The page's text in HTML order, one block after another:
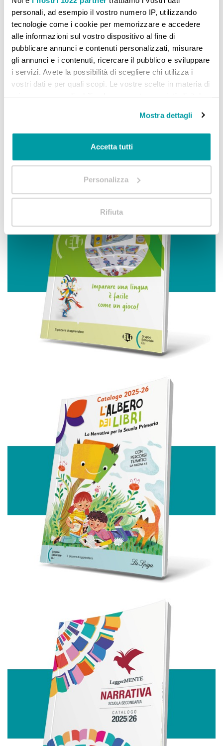
personali, ad esempio il vostro numero IP, utilizzando
tecnologie come i cookie per memorizzare e accedere
alle informazioni sul vostro dispositivo al fine di
pubblicare annunci e contenuti personalizzati, misurare
gli annunci e i contenuti, ricercare il pubblico e sviluppare
i servizi. Avete la possibilità di scegliere chi utilizza i
vostri dati e per quali scopi. Le vostre scelte in materia di
modificare o revocare il proprio consenso in qualsiasi
momento dalla Dichiarazione sui cookie o facendo clic
sull'icona di attivazione della privacy.
Con il tuo consenso, vorremmo anche:
raccogliere informazioni sulla tua posizione
geografica, con un'approssimazione di qualche
Identificare il tuo dispositivo, scansionandolo
attivamente alla ricerca di caratteristiche specifiche
(impronte digitali).
Approfondisci come vengono elaborati i tuoi dati personali
e imposta le tue preferenze nellasezione dettagli
modificare o ritirare il tuo consenso in qualsiasi momento
dalla Dichiarazione sui cookie.
Utilizziamo i cookie per personalizzare contenuti ed
annunci, per fornire funzionalità dei social media e per
analizzare il nostro traffico. Condividiamo inoltre
informazioni sul modo in cui utilizza il nostro sito con i
con altre informazioni che ha fornito loro o che hanno
raccolto dal suo utilizzo dei loro servizi.
Mostra dettagli
Accetta tutti
Personalizza
Rifiuta
Aggiungi alla lista desideri Aggiungi al